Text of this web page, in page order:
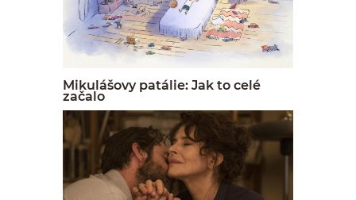
Mikulášovy patálie: Jak to celé
začalo